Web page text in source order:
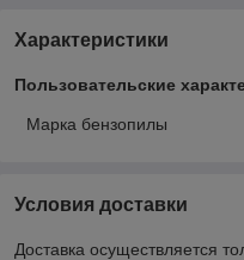
Характеристики
Пользовательские
Марка бензопилы
Условия доставки
Доставка осуществляется